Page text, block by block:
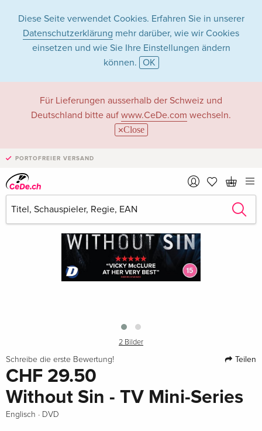
Diese Seite verwendet Cookies. Erfahren Sie in unserer
Datenschutzerklärung mehr darüber, wie wir Cookies
einsetzen und wie Sie Ihre Einstellungen ändern
können. OK
Für Lieferungen ausserhalb der Schweiz und
Deutschland bitte auf www.CeDe.com wechseln.
Close
PORTOFREIER VERSAND
2 Bilder
Schreibe die erste Bewertung! Teilen
CHF 29.50
Without Sin - TV Mini-Series
Englisch · DVD